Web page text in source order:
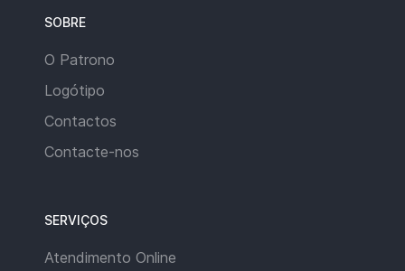
SOBRE
O Patrono
Logótipo
Contactos
Contacte-nos
SERVIÇOS
Atendimento Online